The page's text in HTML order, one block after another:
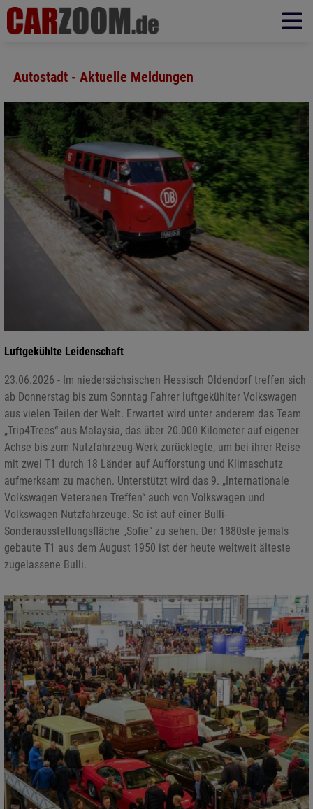
Autostadt - Aktuelle Meldungen
Luftgekühlte Leidenschaft
23.06.2026 - Im niedersächsischen Hessisch Oldendorf treffen sich
ab Donnerstag bis zum Sonntag Fahrer luftgekühlter Volkswagen
aus vielen Teilen der Welt. Erwartet wird unter anderem das Team
„Trip4Trees“ aus Malaysia, das über 20.000 Kilometer auf eigener
Achse bis zum Nutzfahrzeug-Werk zurücklegte, um bei ihrer Reise
mit zwei T1 durch 18 Länder auf Aufforstung und Klimaschutz
aufmerksam zu machen. Unterstützt wird das 9. „Internationale
Volkswagen Veteranen Treffen“ auch von Volkswagen und
Volkswagen Nutzfahrzeuge. So ist auf einer Bulli-
Sonderausstellungsfläche „Sofie“ zu sehen. Der 1880ste jemals
gebaute T1 aus dem August 1950 ist der heute weltweit älteste
zugelassene Bulli.